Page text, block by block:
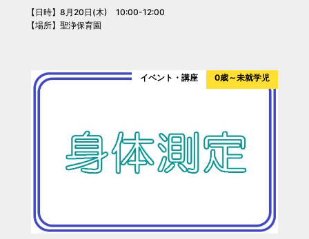
【日時】8月20日(木) 10:00-12:00
【場所】聖浄保育園
イベント・講座 0歳～未就学児